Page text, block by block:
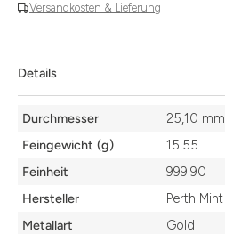
Versandkosten & Lieferung
Details
Details
Durchmesser
25,10 mm
Feingewicht (g)
15.55
Feinheit
999.90
Hersteller
Perth Mint
Metallart
Gold